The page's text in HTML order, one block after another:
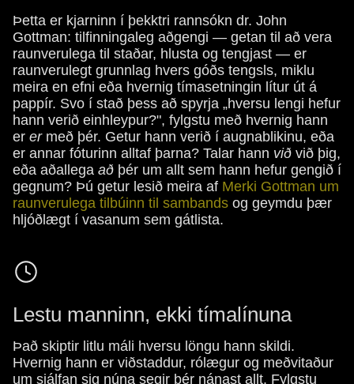
Þetta er kjarninn í þekktri rannsókn dr. John
Gottman: tilfinningaleg aðgengi — getan til að vera
raunverulega til staðar, hlusta og tengjast — er
raunverulegt grunnlag hvers góðs tengsls, miklu
meira en efni eða hvernig tímasetningin lítur út á
pappír. Svo í stað þess að spyrja „hversu lengi hefur
hann verið einhleypur?", fylgstu með hvernig hann
er ermeð þér. Getur hann verið í augnablikinu, eða
er annar fóturinn alltaf þarna? Talar hann við við þig,
eða aðallega að þér um allt sem hann hefur gengið í
gegnum? Þú getur lesið meira af Merki Gottman um
raunverulega tilbúinn til sambands og geymdu þær
hljóðlægt í vasanum sem gátlista.
Lestu manninn, ekki tímalínuna
Það skiptir litlu máli hversu löngu hann skildi.
Hvernig hann er viðstaddur, rólægur og meðvitaður
um sjálfan sig núna segir þér nánast allt. Fylgstu